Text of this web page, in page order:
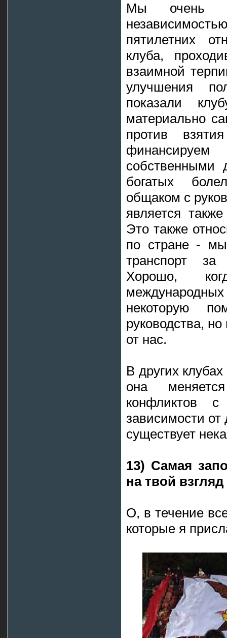
Мы очень
пятилетних
клуба,
взаимной
улучшения
показали
материально
против
собственными
богатых
общаком с
является
Это также
по стране -
транспорт
Хорошо,
некоторую
руководства,
от нас.
В других
она
конфликтов
зависимости от
существует
13) Самая
на твой
О, в течение
которые я